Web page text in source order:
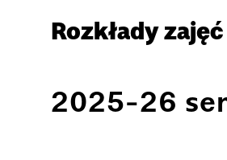
Rozkłady
2025-26